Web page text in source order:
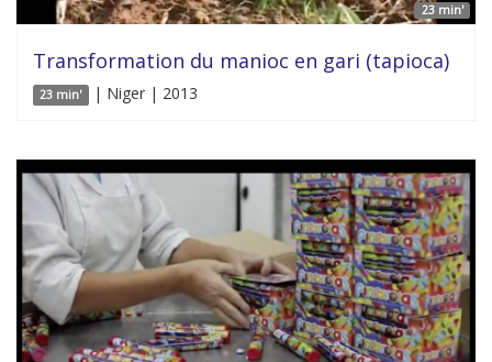
23 min'
Transformation du manioc en gari (tapioca)
23 min' | Niger | 2013